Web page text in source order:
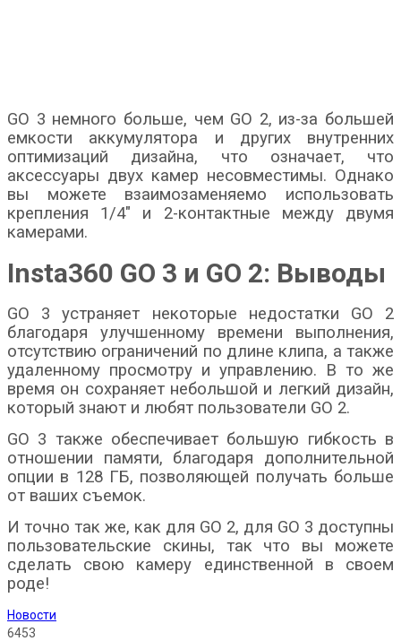
GO 3 немного больше, чем GO 2, из-за большей
емкости аккумулятора и других внутренних
оптимизаций дизайна, что означает, что
аксессуары двух камер несовместимы. Однако
вы можете взаимозаменяемо использовать
крепления 1/4″ и 2-контактные между двумя
камерами.
Insta360 GO 3 и GO 2: Выводы
GO 3 устраняет некоторые недостатки GO 2
благодаря улучшенному времени выполнения,
отсутствию ограничений по длине клипа, а также
удаленному просмотру и управлению. В то же
время он сохраняет небольшой и легкий дизайн,
который знают и любят пользователи GO 2.
GO 3 также обеспечивает большую гибкость в
отношении памяти, благодаря дополнительной
опции в 128 ГБ, позволяющей получать больше
от ваших съемок.
И точно так же, как для GO 2, для GO 3 доступны
пользовательские скины, так что вы можете
сделать свою камеру единственной в своем
роде!
Новости
6453